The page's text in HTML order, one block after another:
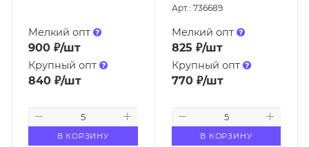
Мелкий опт
900 ₽/шт
Крупный опт
840 ₽/шт
В КОРЗИНУ
Арт.: 736689
Мелкий опт
825 ₽/шт
Крупный опт
770₽/шт
В КОРЗИНУ